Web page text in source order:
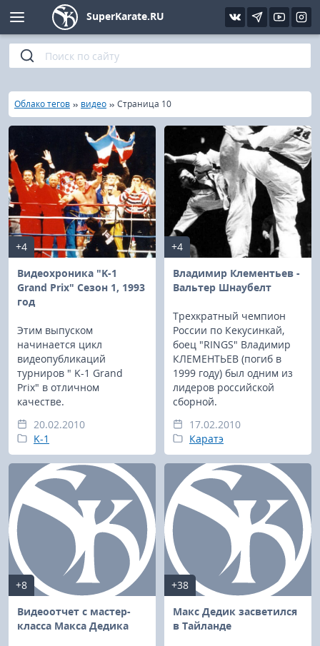
SuperKarate.RU
Главная
»
Облако тегов » видео » Страница 10
+4
Видеохроника "K-1
Grand Prix" Сезон 1, 1993
год
Этим выпуском
начинается цикл
видеопубликаций
турниров " K-1 Grand
Prix" в отличном
качестве.
20.02.2010
K-1
+4
Владимир Клементьев -
Вальтер Шнаубелт
Трехкратный чемпион
России по Кекусинкай,
боец "RINGS" Владимир
КЛЕМЕНТЬЕВ (погиб в
1999 году) был одним из
лидеров российской
сборной.
17.02.2010
Каратэ
+8
Видеоотчет с мастер-
класса Макса Дедика
+38
Макс Дедик засветился
в Тайланде
Киокушинкай
Кёкусин (IFK)
Шинкиокушинкай
Кекусин-кан
Кикбоксинг и K-1
Бокс
UFC и MMA
Муай тай
Фото
Видео
Интервью
Статьи
Уроки каратэ
Файлы
Библиотека